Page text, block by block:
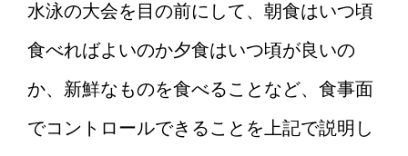
水泳の大会を目の前にして、朝食はいつ頃
食べればよいのか夕食はいつ頃が良いの
か、新鮮なものを食べることなど、食事面
でコントロールできることを上記で説明し